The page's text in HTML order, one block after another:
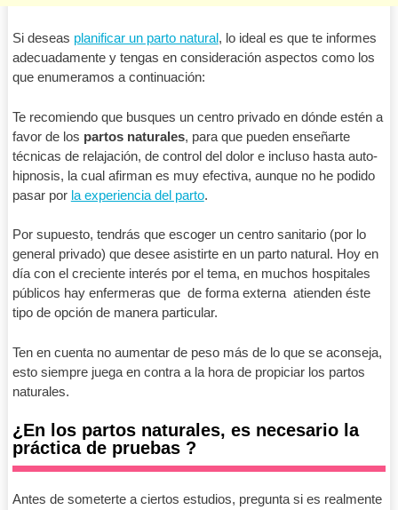
Si deseas planificar un parto natural, lo ideal es que te informes
adecuadamente y tengas en consideración aspectos como los
que enumeramos a continuación:
Te recomiendo que busques un centro privado en dónde estén a
favor de los partos naturales, para que pueden enseñarte
técnicas de relajación, de control del dolor e incluso hasta auto-
hipnosis, la cual afirman es muy efectiva, aunque no he podido
pasar por la experiencia del parto.
Por supuesto, tendrás que escoger un centro sanitario (por lo
general privado) que desee asistirte en un parto natural. Hoy en
día con el creciente interés por el tema, en muchos hospitales
públicos hay enfermeras que de forma externa atienden éste
tipo de opción de manera particular.
Ten en cuenta no aumentar de peso más de lo que se aconseja,
esto siempre juega en contra a la hora de propiciar los partos
naturales.
¿En los partos naturales, es necesario la
práctica de pruebas ?
Antes de someterte a ciertos estudios, pregunta si es realmente